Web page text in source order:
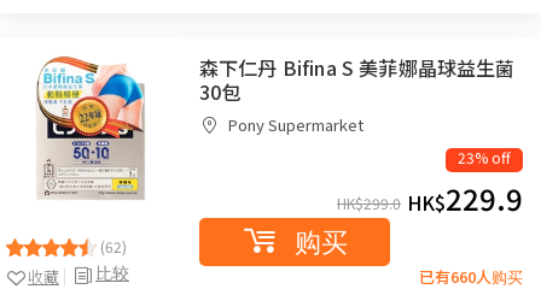
(62)
比较
收藏
森下仁丹 Bifina S 美菲娜晶球益生菌
30包
Pony Supermarket
23% off
HK$299.0 HK$229.9
购买
已有660人购买